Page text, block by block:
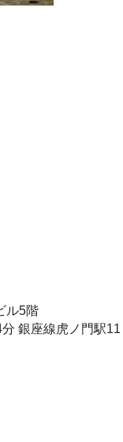
ル5階
銀座線虎ノ門駅11